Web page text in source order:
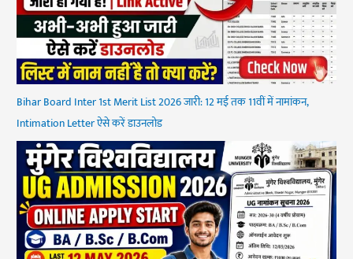
Bihar Board Inter 1st Merit List 2026 जारी: 12 मई तक 11वीं में नामांकन,
Intimation Letter ऐसे करें डाउनलोड